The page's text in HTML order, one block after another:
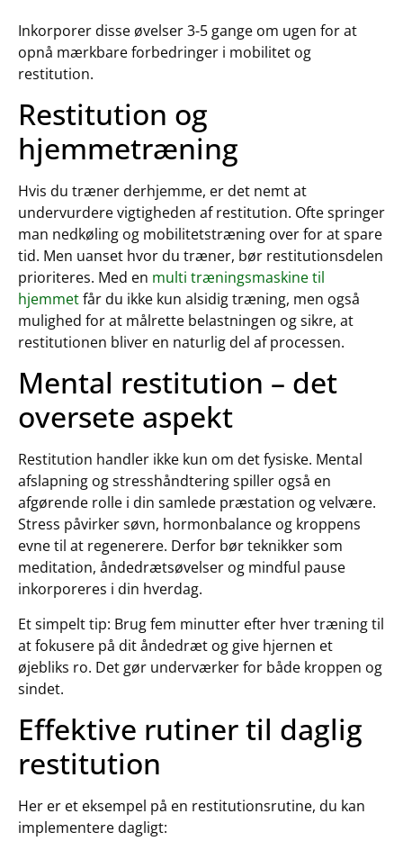
Inkorporer disse øvelser 3-5 gange om ugen for at
opnå mærkbare forbedringer i mobilitet og
restitution.
Restitution og
hjemmetræning
Hvis du træner derhjemme, er det nemt at
undervurdere vigtigheden af restitution. Ofte springer
man nedkøling og mobilitetstræning over for at spare
tid. Men uanset hvor du træner, bør restitutionsdelen
prioriteres. Med en multi træningsmaskine til
hjemmetfår du ikke kun alsidig træning, men også
mulighed for at målrette belastningen og sikre, at
restitutionen bliver en naturlig del af processen.
Mental restitution – det
oversete aspekt
Restitution handler ikke kun om det fysiske. Mental
afslapning og stresshåndtering spiller også en
afgørende rolle i din samlede præstation og velvære.
Stress påvirker søvn, hormonbalance og kroppens
evne til at regenerere. Derfor bør teknikker som
meditation, åndedrætsøvelser og mindful pause
inkorporeres i din hverdag.
Et simpelt tip: Brug fem minutter efter hver træning til
at fokusere på dit åndedræt og give hjernen et
øjebliks ro. Det gør underværker for både kroppen og
sindet.
Effektive rutiner til daglig
restitution
Her er et eksempel på en restitutionsrutine, du kan
implementere dagligt: